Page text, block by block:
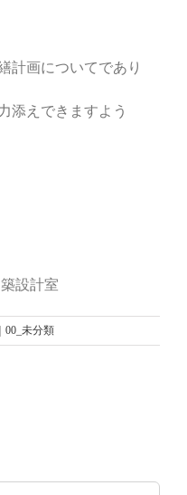
計画についてであり
添えできますよう
設計室
00_未分類